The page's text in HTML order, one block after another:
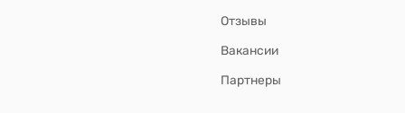
Отзывы
Вакансии
Партнеры